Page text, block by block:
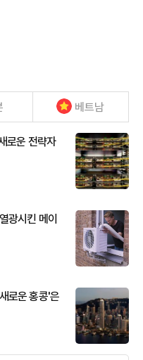
베트남
로운 전략자
광시킨 메이
로운 홍콩'은